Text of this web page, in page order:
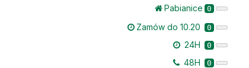
Pabianice 0
Zamów do 10.20 0
24H 0
48H 0